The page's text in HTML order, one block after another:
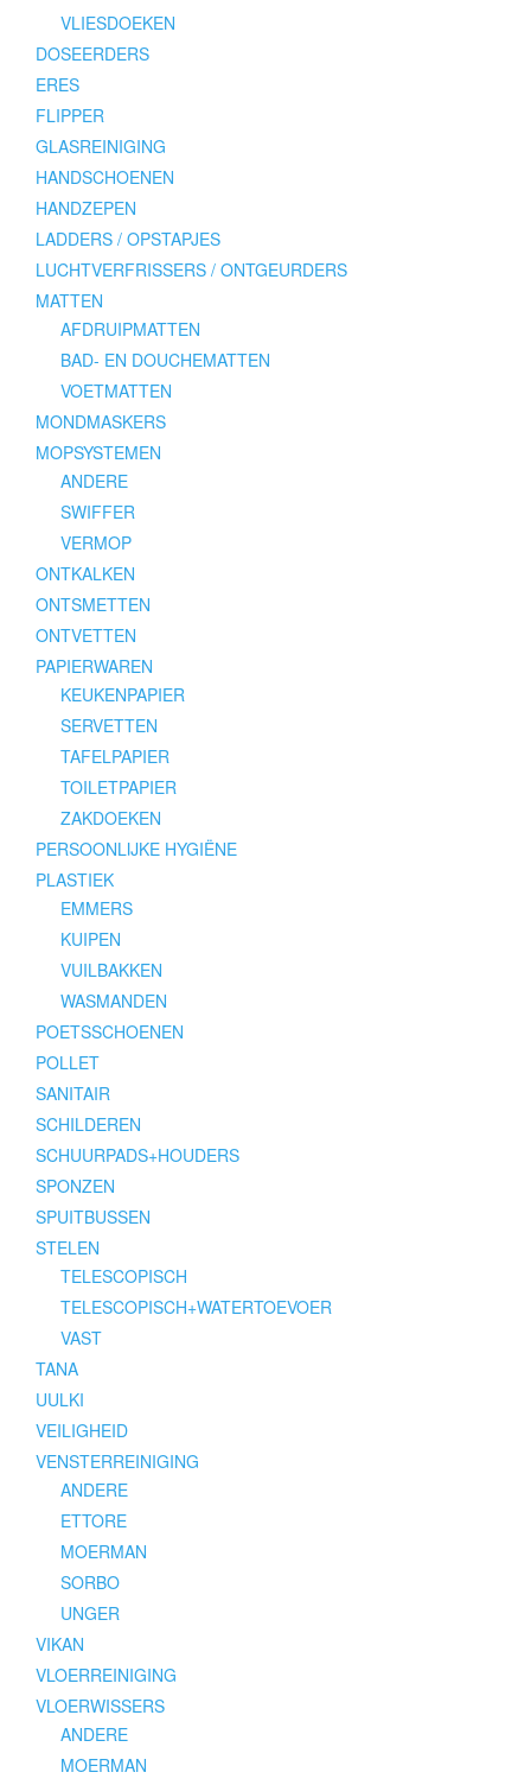
VLIESDOEKEN
DOSEERDERS
ERES
FLIPPER
GLASREINIGING
HANDSCHOENEN
HANDZEPEN
LADDERS / OPSTAPJES
LUCHTVERFRISSERS / ONTGEURDERS
MATTEN
AFDRUIPMATTEN
BAD- EN DOUCHEMATTEN
VOETMATTEN
MONDMASKERS
MOPSYSTEMEN
ANDERE
SWIFFER
VERMOP
ONTKALKEN
ONTSMETTEN
ONTVETTEN
PAPIERWAREN
KEUKENPAPIER
SERVETTEN
TAFELPAPIER
TOILETPAPIER
ZAKDOEKEN
PERSOONLIJKE HYGIËNE
PLASTIEK
EMMERS
KUIPEN
VUILBAKKEN
WASMANDEN
POETSSCHOENEN
POLLET
SANITAIR
SCHILDEREN
SCHUURPADS+HOUDERS
SPONZEN
SPUITBUSSEN
STELEN
TELESCOPISCH
TELESCOPISCH+WATERTOEVOER
VAST
TANA
UULKI
VEILIGHEID
VENSTERREINIGING
ANDERE
ETTORE
MOERMAN
SORBO
UNGER
VIKAN
VLOERREINIGING
VLOERWISSERS
ANDERE
MOERMAN